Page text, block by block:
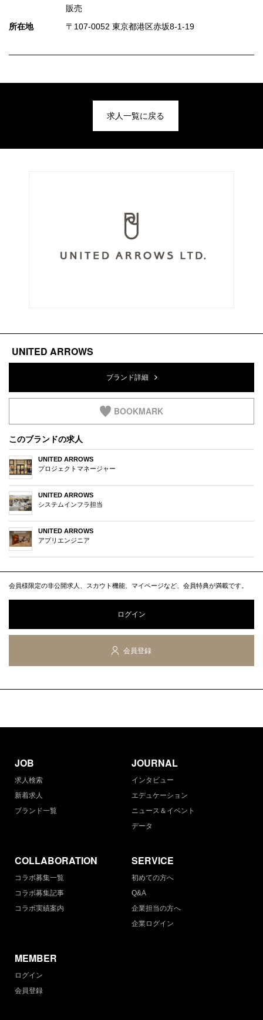
販売
所在地
〒107-0052 東京都港区赤坂8-1-19
求人一覧に戻る
UNITED ARROWS
ブランド詳細
BOOKMARK
このブランドの求人
UNITED ARROWS
プロジェクトマネージャー
UNITED ARROWS
システムインフラ担当
UNITED ARROWS
アプリエンジニア
会員様限定の非公開求人、スカウト機能、マイページなど、会員特典が満載です。
ログイン
会員登録
JOB
求人検索
新着求人
ブランド一覧
JOURNAL
インタビュー
エデュケーション
ニュース＆イベント
データ
COLLABORATION
コラボ募集一覧
コラボ募集記事
コラボ実績案内
SERVICE
初めての方へ
Q&A
企業担当の方へ
企業ログイン
MEMBER
ログイン
会員登録